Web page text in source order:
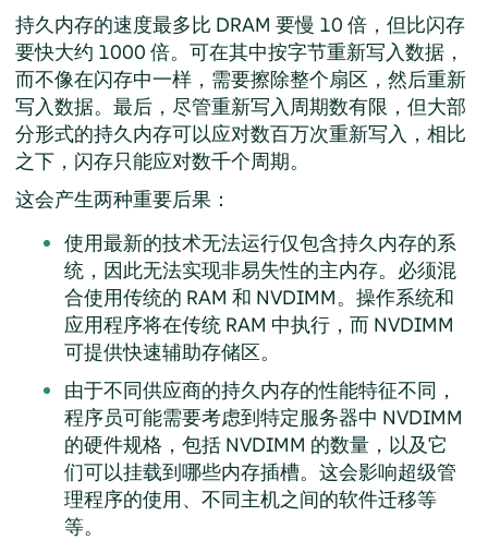
持久内存的速度最多比 DRAM 要慢 10 倍，但比闪存
要快大约 1000 倍。可在其中按字节重新写入数据，
而不像在闪存中一样，需要擦除整个扇区，然后重新
写入数据。最后，尽管重新写入周期数有限，但大部
分形式的持久内存可以应对数百万次重新写入，相比
之下，闪存只能应对数千个周期。
这会产生两种重要后果：
使用最新的技术无法运行仅包含持久内存的系
统，因此无法实现非易失性的主内存。必须混
合使用传统的 RAM 和 NVDIMM。操作系统和
应用程序将在传统 RAM 中执行，而 NVDIMM
可提供快速辅助存储区。
由于不同供应商的持久内存的性能特征不同，
程序员可能需要考虑到特定服务器中 NVDIMM
的硬件规格，包括 NVDIMM 的数量，以及它
们可以挂载到哪些内存插槽。这会影响超级管
理程序的使用、不同主机之间的软件迁移等
等。